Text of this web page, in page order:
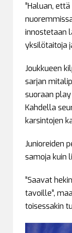
”Haluan,
innostetaan
yksilötaitoja
Joukkueen
sarjan
suoraan
Kahdella
karsintojen
Junioreiden
samoja kuin
”Saavat
tavoille”,
toisessakin